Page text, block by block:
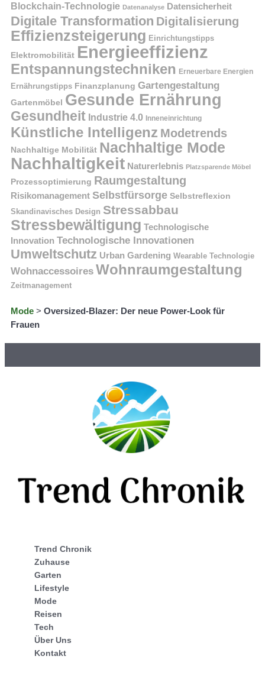
Blockchain-Technologie Datenanalyse Datensicherheit
Digitale Transformation Digitalisierung
Effizienzsteigerung Einrichtungstipps
Elektromobilität Energieeffizienz
Entspannungstechniken Erneuerbare Energien
Ernährungstipps Finanzplanung Gartengestaltung
Gartenmöbel Gesunde Ernährung
Gesundheit Industrie 4.0 Inneneinrichtung
Künstliche Intelligenz Modetrends
Nachhaltige Mobilität Nachhaltige Mode
Nachhaltigkeit Naturerlebnis Platzsparende Möbel
Prozessoptimierung Raumgestaltung
Risikomanagement Selbstfürsorge Selbstreflexion
Skandinavisches Design Stressabbau
Stressbewältigung Technologische
Innovation Technologische Innovationen
Umweltschutz Urban Gardening Wearable Technologie
Wohnaccessoires Wohnraumgestaltung
Zeitmanagement
Mode > Oversized-Blazer: Der neue Power-Look für
Frauen
Trend Chronik
Zuhause
Garten
Lifestyle
Mode
Reisen
Tech
Über Uns
Kontakt